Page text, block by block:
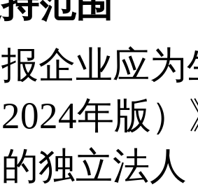
企业应
年版
独立法